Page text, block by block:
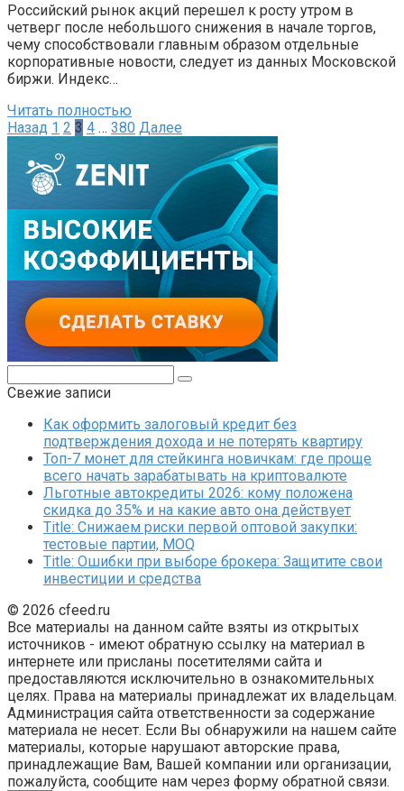
Российский рынок акций перешел к росту утром в
четверг после небольшого снижения в начале торгов,
чему способствовали главным образом отдельные
корпоративные новости, следует из данных Московской
биржи. Индекс…
Читать полностью
Пагинация
Назад 1 2 3 4 … 380 Далее
Свежие записи
Как оформить залоговый кредит без
подтверждения дохода и не потерять квартиру
Топ-7 монет для стейкинга новичкам: где проще
всего начать зарабатывать на криптовалюте
Льготные автокредиты 2026: кому положена
скидка до 35% и на какие авто она действует
Title: Снижаем риски первой оптовой закупки:
тестовые партии, MOQ
Title: Ошибки при выборе брокера: Защитите свои
инвестиции и средства
© 2026 cfeed.ru
Все материалы на данном сайте взяты из открытых
источников - имеют обратную ссылку на материал в
интернете или присланы посетителями сайта и
предоставляются исключительно в ознакомительных
целях. Права на материалы принадлежат их владельцам.
Администрация сайта ответственности за содержание
материала не несет. Если Вы обнаружили на нашем сайте
материалы, которые нарушают авторские права,
принадлежащие Вам, Вашей компании или организации,
пожалуйста, сообщите нам через форму обратной связи.